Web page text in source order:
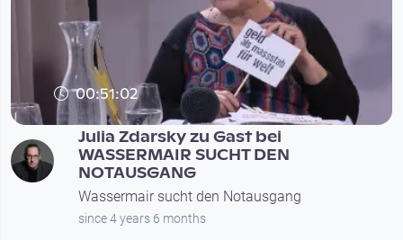
00:51:02
Julia Zdarsky zu Gast bei
WASSERMAIR SUCHT DEN
NOTAUSGANG
Wassermair sucht den Notausgang
since 4 years 6 months